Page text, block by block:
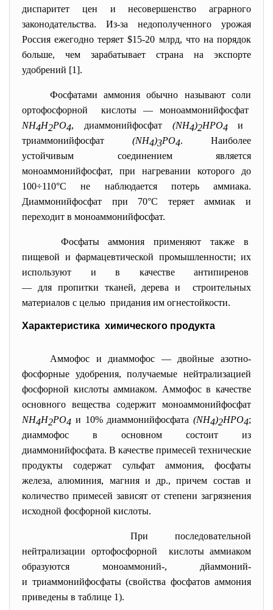
диспаритет цен и несовершенство аграрного
законодательства. Из-за недополученного урожая
Россия ежегодно теряет $15-20 млрд, что на порядок
больше, чем зарабатывает страна на экспорте
удобрений [1].
Фосфатами аммония обычно называют соли
ортофосфорной кислоты — моноаммонийфосфат
NH4H2PO4, диаммонийфосфат (NH4)2HPO4и
триаммонийфосфат (NH4)3PO4. Наиболее
устойчивым соединением является
моноаммонийфосфат, при нагревании которого до
100÷110°С не наблюдается потерь аммиака.
Диаммонийфосфат при 70°С теряет аммиак и
переходит в моноаммонийфосфат.
Фосфаты аммония применяют также в
пищевой и фармацевтической промышленности; их
используют и в качестве антипиренов
— для пропитки тканей, дерева и строительных
материалов с целью придания им огнестойкости.
Характеристика химического продукта
Аммофос и диаммофос — двойные азотно-
фосфорные удобрения, получаемые нейтрализацией
фосфорной кислоты аммиаком. Аммофос в качестве
основного вещества содержит моноаммонийфосфат
NH4H2PO4 и 10% диаммонийфосфата (NH4)2HPO4;
диаммофос в основном состоит из
диаммонийфосфата. В качестве примесей технические
продукты содержат сульфат аммония, фосфаты
железа, алюминия, магния и др., причем состав и
количество примесей зависят от степени загрязнения
исходной фосфорной кислоты.
При последовательной
нейтрализации ортофосфорной кислоты аммиаком
образуются моноаммоний-, дйаммоний-
и триаммонийфосфаты (свойства фосфатов аммония
приведены в таблице 1).